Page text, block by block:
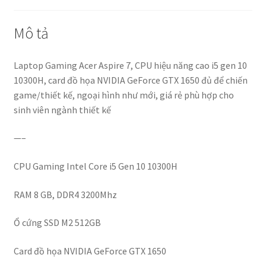
Mô tả
Laptop Gaming Acer Aspire 7, CPU hiệu năng cao i5 gen 10
10300H, card đồ họa NVIDIA GeForce GTX 1650 đủ để chiến
game/thiết kế, ngoại hình như mới, giá rẻ phù hợp cho
sinh viên ngành thiết kế
—–
CPU Gaming Intel Core i5 Gen 10 10300H
RAM 8 GB, DDR4 3200Mhz
Ổ cứng SSD M2 512GB
Card đồ họa NVIDIA GeForce GTX 1650